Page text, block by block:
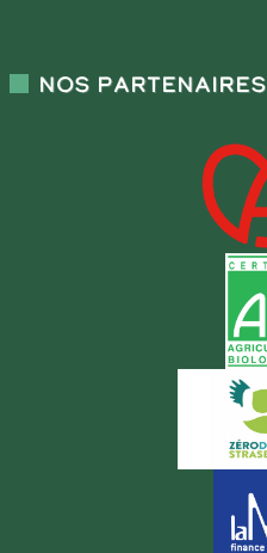
Nos partenaires